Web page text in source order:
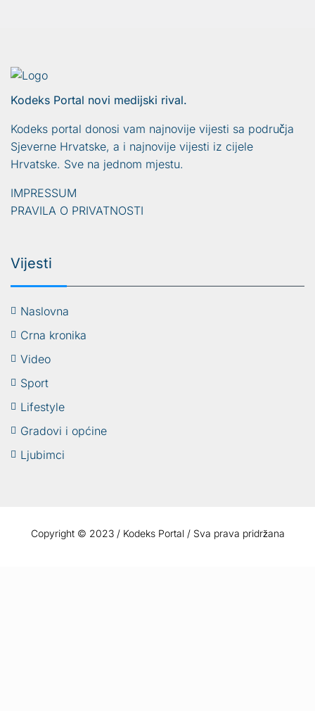
Kodeks Portal novi medijski rival.
Kodeks portal donosi vam najnovije vijesti sa područja
Sjeverne Hrvatske, a i najnovije vijesti iz cijele
Hrvatske. Sve na jednom mjestu.
IMPRESSUM
PRAVILA O PRIVATNOSTI
Vijesti
Naslovna
Crna kronika
Video
Sport
Lifestyle
Gradovi i općine
Ljubimci
Copyright © 2023 / Kodeks Portal / Sva prava pridržana